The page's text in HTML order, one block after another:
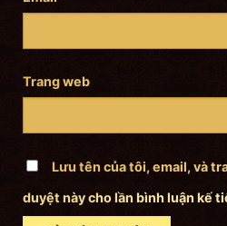
Trang web
Lưu tên của tôi, email, và
duyệt này cho lần bình luận kế